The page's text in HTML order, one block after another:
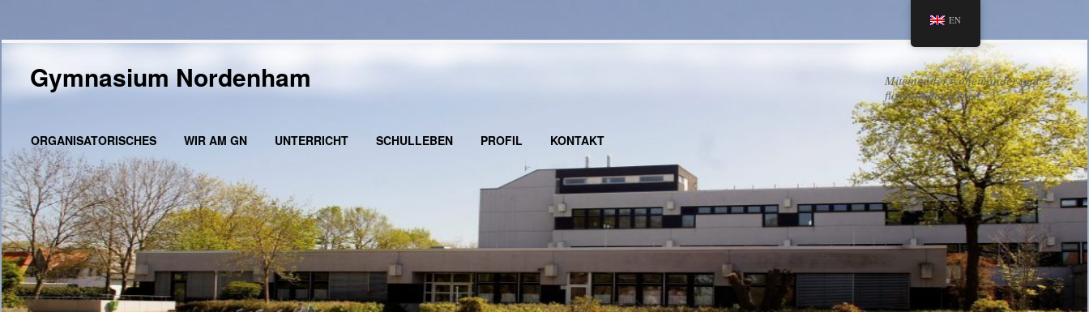
springen
Gymnasium Nordenham
Miteinander, voneinander und
füreinander lernen
ORGANISATORISCHES WIR AM GN UNTERRICHT SCHULLEBEN PROFIL KONTAKT
EN